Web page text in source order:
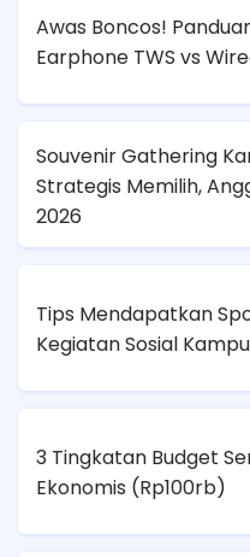
Awas Boncos!
Earphone TWS vs
Souvenir Gathering
Strategis Memilih,
2026
Tips Mendapatkan
Kegiatan Sosial
3 Tingkatan Budget
Ekonomis (Rp100rb)